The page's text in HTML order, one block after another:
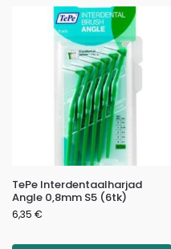
TePe Interdentaalharjad
Angle 0,8mm S5 (6tk)
6,35 €